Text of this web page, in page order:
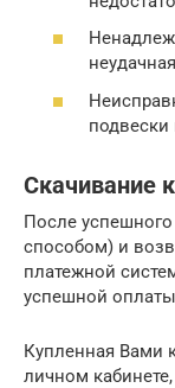
Скачивание
После
способом) и
платежной
успешной
Купленная Вами
личном